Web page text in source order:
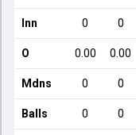
Inn 0 0
O 0.00 0.00
Mdns 0 0
Balls 0 0